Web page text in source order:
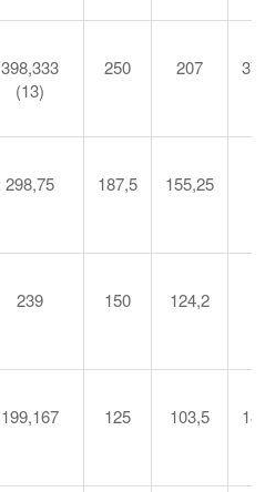
398,333
(13)
250 207
298,75 187,5 155,25
239 150 124,2
199,167 125 103,5